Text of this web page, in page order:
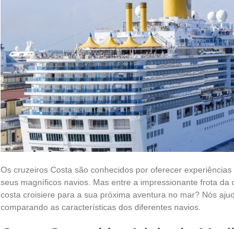
Os cruzeiros Costa são conhecidos por oferecer
seus magníficos navios. Mas entre a impressionante frota da
costa croisiere para a sua próxima aventura no mar? Nós
comparando as características dos diferentes navios.